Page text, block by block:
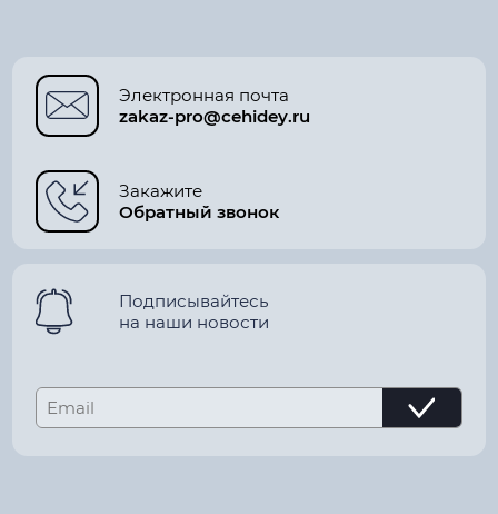
Электронная почта
zakaz-pro@cehidey.ru
Закажите
Обратный звонок
Подписывайтесь
на наши новости